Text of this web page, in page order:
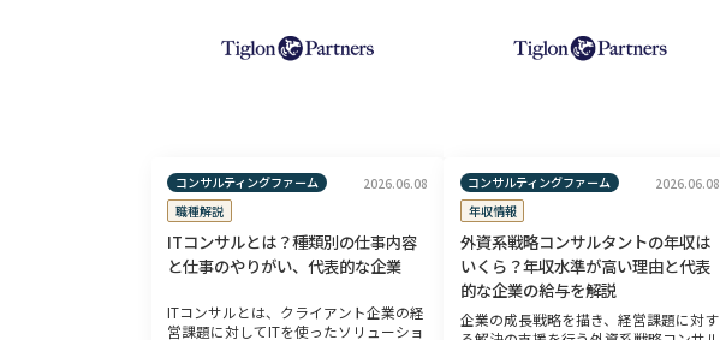
コンサルティングファーム
2026.06.08
職種解説
ITコンサルとは？種類別の仕事内容
と仕事のやりがい、代表的な企業
ITコンサルとは、クライアント企業の経
営課題に対してITを使ったソリューショ
コンサルティングファーム
2026.06.08
年収情報
外資系戦略コンサルタントの年収は
いくら？年収水準が高い理由と代表
的な企業の給与を解説
企業の成長戦略を描き、経営課題に対す